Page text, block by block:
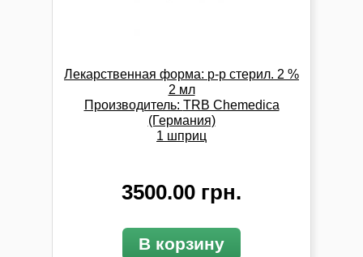
Лекарственная форма: р-р стерил. 2 %
2 мл
Производитель: TRB Chemedica
(Германия)
1 шприц
3500.00 грн.
В корзину